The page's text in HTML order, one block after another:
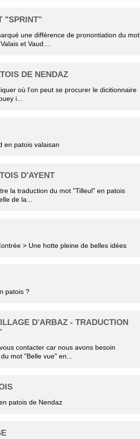
"SPRINT"
une différence de pronontiation du mot
et Vaud....
DE NENDAZ
où l'on peut se procurer le dicitionnaire
i...
en patois valaisan
D'AYENT
la traduction du mot "Tilleul" en patois
de la...
> Une hotte pleine de belles idées
patois ?
D'ARBAZ - TRADUCTION
contacter car nous avons besoin
mot "Belle vue" en...
patois de Nendaz